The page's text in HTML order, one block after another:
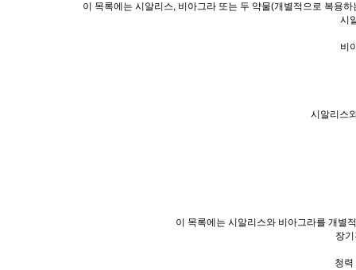
이 목록에는 시알리스, 비아그라 또는 두 약물(개별적으로 복용
시
비
시알리스
이 목록에는 시알리스와 비아그라를 개별
장
청력